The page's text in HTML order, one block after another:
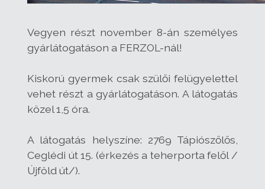
Vegyen részt november 8-án személyes
gyárlátogatáson a FERZOL-nál!
Kiskorú gyermek csak szülői felügyelettel
vehet részt a gyárlátogatáson. A látogatás
közel 1,5 óra.
A látogatás helyszíne: 2769 Tápiószőlős,
Ceglédi út 15. (érkezés a teherporta felől /
Újföld út/).